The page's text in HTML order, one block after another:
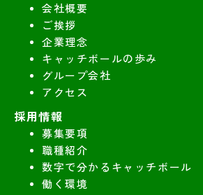
会社概要
ご挨拶
企業理念
キャッチボールの歩み
グループ会社
アクセス
採用情報
募集要項
職種紹介
数字で分かるキャッチボール
働く環境